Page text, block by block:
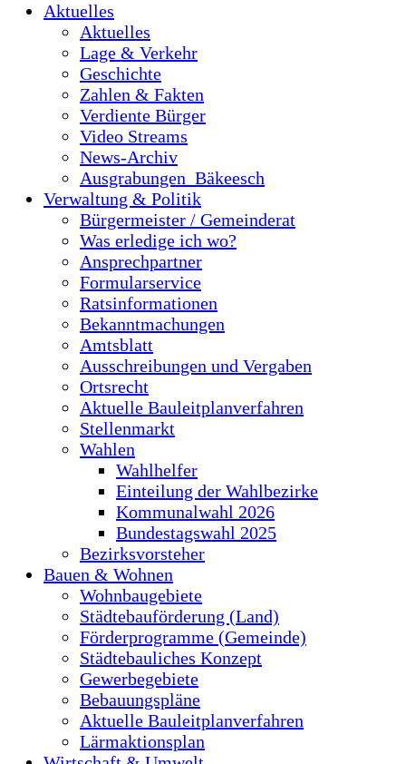
Aktuelles
Aktuelles
Lage & Verkehr
Geschichte
Zahlen & Fakten
Verdiente Bürger
Video Streams
News-Archiv
Ausgrabungen_Bäkeesch
Verwaltung & Politik
Bürgermeister / Gemeinderat
Was erledige ich wo?
Ansprechpartner
Formularservice
Ratsinformationen
Bekanntmachungen
Amtsblatt
Ausschreibungen und Vergaben
Ortsrecht
Aktuelle Bauleitplanverfahren
Stellenmarkt
Wahlen
Wahlhelfer
Einteilung der Wahlbezirke
Kommunalwahl 2026
Bundestagswahl 2025
Bezirksvorsteher
Bauen & Wohnen
Wohnbaugebiete
Städtebauförderung (Land)
Förderprogramme (Gemeinde)
Städtebauliches Konzept
Gewerbegebiete
Bebauungspläne
Aktuelle Bauleitplanverfahren
Lärmaktionsplan